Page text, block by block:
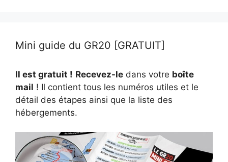
Mini guide du GR20 [GRATUIT]
Il est gratuit ! Recevez-le dans votre boîte
mail ! Il contient tous les numéros utiles et le
détail des étapes ainsi que la liste des
hébergements.